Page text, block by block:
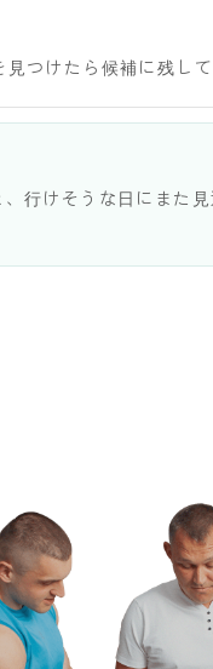
つけたら候補に残し
行けそうな日にまた